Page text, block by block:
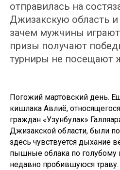
отправилась на
Джизакскую область и
зачем мужчины играют
призы получают
турниры не посещают
Погожий мартовский день.
кишлака Авлиё,
граждан «Узунбулак»
Джизакской области, были
здесь чувствуется дыхание
пышные облака по голубому
недавно пробившуюся траву.